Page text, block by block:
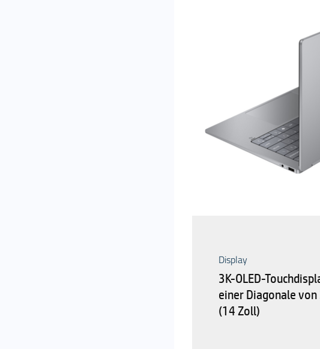
Display
3K-OLED-
einer Diagonale
(14 Zoll)